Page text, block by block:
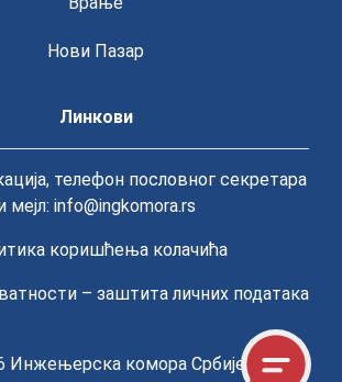
Нови Пазар
Линкови
телефон пословног секретара
мејл: info@ingkomora.rs
коришћења колачића
– заштита личних података
Инжењерска комора Србије